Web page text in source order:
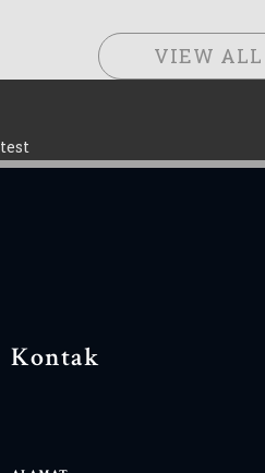
VIEW ALL
test
Kontak